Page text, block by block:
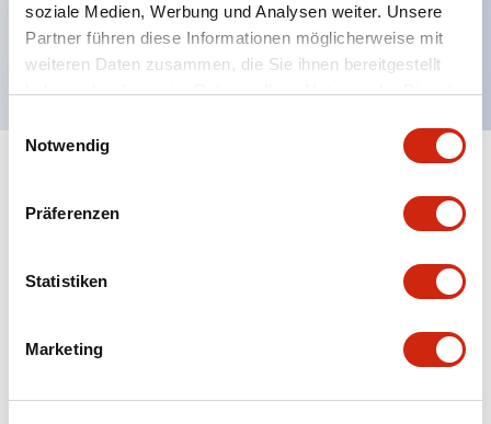
soziale Medien, Werbung und Analysen weiter. Unsere
Partner führen diese Informationen möglicherweise mit
weiteren Daten zusammen, die Sie ihnen bereitgestellt
haben oder die sie im Rahmen Ihrer Nutzung der Dienste
Notwendig
Präferenzen
Statistiken
Marketing
Mit speziellem Zubehör leicht auf Φ22 Flash-
Silhouette umstellbar
Electrical Specifications (rated illuminated